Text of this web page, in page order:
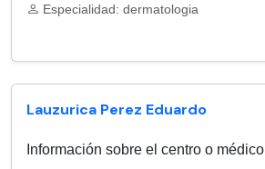
Especialidad: dermatologia
Lauzurica Perez Eduardo
Información sobre el centro o médico